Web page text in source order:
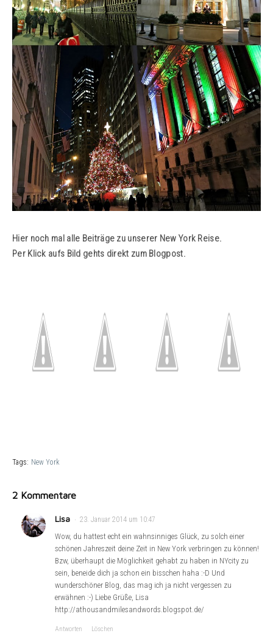
Hier noch mal alle Beiträge zu unserer New York Reise.
Per Klick aufs Bild gehts direkt zum Blogpost.
Tags: New York
2 Kommentare
Lisa 23. Januar 2014 um 10:47
Wow, du hattest echt ein wahnsinniges Glück, zu solch einer
schönen Jahreszeit deine Zeit in New York verbringen zu können!
Bzw, überhaupt die Möglichkeit gehabt zu haben in NYcity zu
sein, beneide dich ja schon ein bisschen haha :-D Und
wunderschöner Blog, das mag ich ja nicht vergessen zu
erwähnen :-) Liebe Grüße, Lisa
http://athousandmilesandwords.blogspot.de/
Antworten Löschen